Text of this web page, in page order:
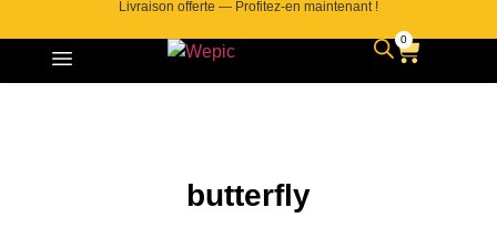
Livraison offerte — Profitez-en maintenant !
0
butterfly